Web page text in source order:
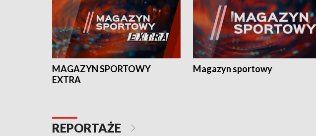
MAGAZYN SPORTOWY
EXTRA
Magazyn sportowy
REPORTAŻE